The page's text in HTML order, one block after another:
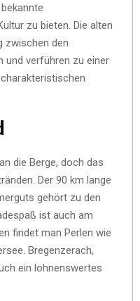
zu bieten. Die alten
zwischen den
und verführen zu einer
die Berge, doch das
Der 90 km lange
gehört zu den
ist auch am
findet man Perlen wie
Bregenzerach,
ein lohnenswertes